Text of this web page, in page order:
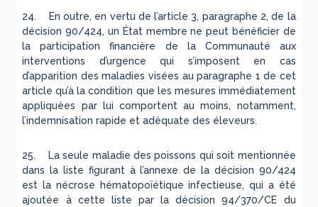
24. En outre, en vertu de l’article 3, paragraphe 2, de la
décision 90/424, un État membre ne peut bénéficier de
la participation financière de la Communauté aux
interventions d’urgence qui s’imposent en cas
d’apparition des maladies visées au paragraphe 1 de cet
article qu’à la condition que les mesures immédiatement
appliquées par lui comportent au moins, notamment,
l’indemnisation rapide et adéquate des éleveurs.
25. La seule maladie des poissons qui soit mentionnée
dans la liste figurant à l’annexe de la décision 90/424
est la nécrose hématopoïétique infectieuse, qui a été
ajoutée à cette liste par la décision 94/370/CE du